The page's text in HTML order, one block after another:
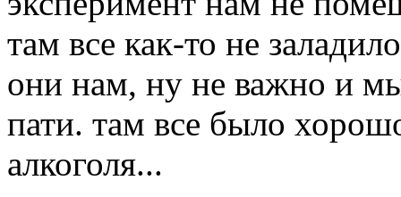
там все как-то не
они нам, ну не важно и
пати. там все было
алкоголя...